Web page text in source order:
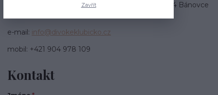
Svätoplukova 1240/4, 957 04 Bánovce
e-mail: info@divokeklubicko.cz
mobil: +421 904 978 109
Kontakt
Zavřít